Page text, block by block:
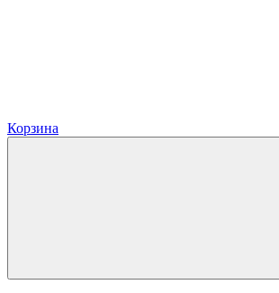
Корзина